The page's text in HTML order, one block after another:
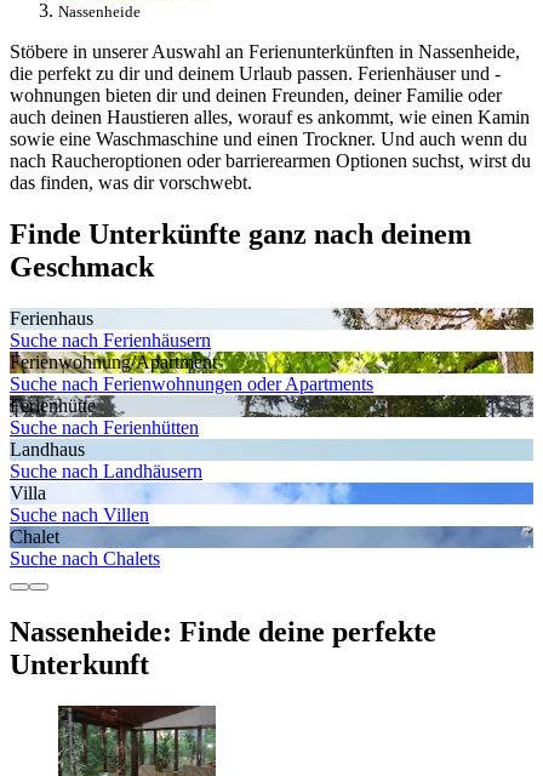
Nassenheide
Stöbere in unserer Auswahl an Ferienunterkünften in Nassenheide,
die perfekt zu dir und deinem Urlaub passen. Ferienhäuser und -
wohnungen bieten dir und deinen Freunden, deiner Familie oder
auch deinen Haustieren alles, worauf es ankommt, wie einen Kamin
sowie eine Waschmaschine und einen Trockner. Und auch wenn du
nach Raucheroptionen oder barrierearmen Optionen suchst, wirst du
das finden, was dir vorschwebt.
Finde Unterkünfte ganz nach deinem
Geschmack
Ferienhaus
Suche nach Ferienhäusern
Ferienwohnung/Apartment
Suche nach Ferienwohnungen oder Apartments
Ferienhütte
Suche nach Ferienhütten
Landhaus
Suche nach Landhäusern
Villa
Suche nach Villen
Chalet
Suche nach Chalets
Nassenheide: Finde deine perfekte
Unterkunft